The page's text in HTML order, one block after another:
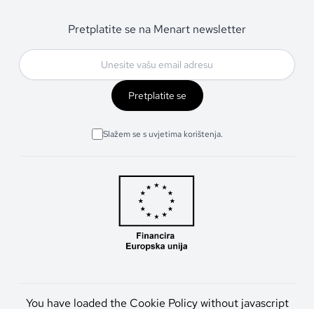
Pretplatite se na Menart newsletter
Pretplatite se
Slažem se s uvjetima korištenja.
You have loaded the Cookie Policy without javascript